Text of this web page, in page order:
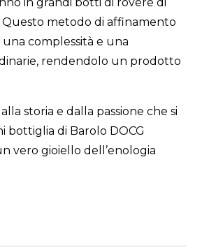
in grandi botti di rovere di
Questo metodo di affinamento
complessità e una
rendendolo un prodotto
storia e dalla passione che si
bottiglia di Barolo DOCG
vero gioiello dell’enologia